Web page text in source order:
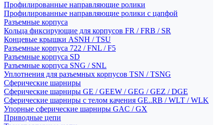
Профилированные направляющие ролики
Профилированные направляющие ролики с цапфой
Разъемные корпуса
Кольца фиксирующие для корпусов FR / FRB / SR
Концевые крышки ASNH / TSU
Разъемные корпуса 722 / FNL / F5
Разъемные корпуса SD
Разъемные корпуса SNG / SNL
Уплотнения для разъемных корпусов TSN / TSNG
Сферические шарниры
Сферические шарниры GE / GEEW / GEG / GEZ / DGE
Сферические шарниры с телом качения GE..RB / WLT / WLK
Упорные сферические шарниры GAC / GX
Приводные цепи